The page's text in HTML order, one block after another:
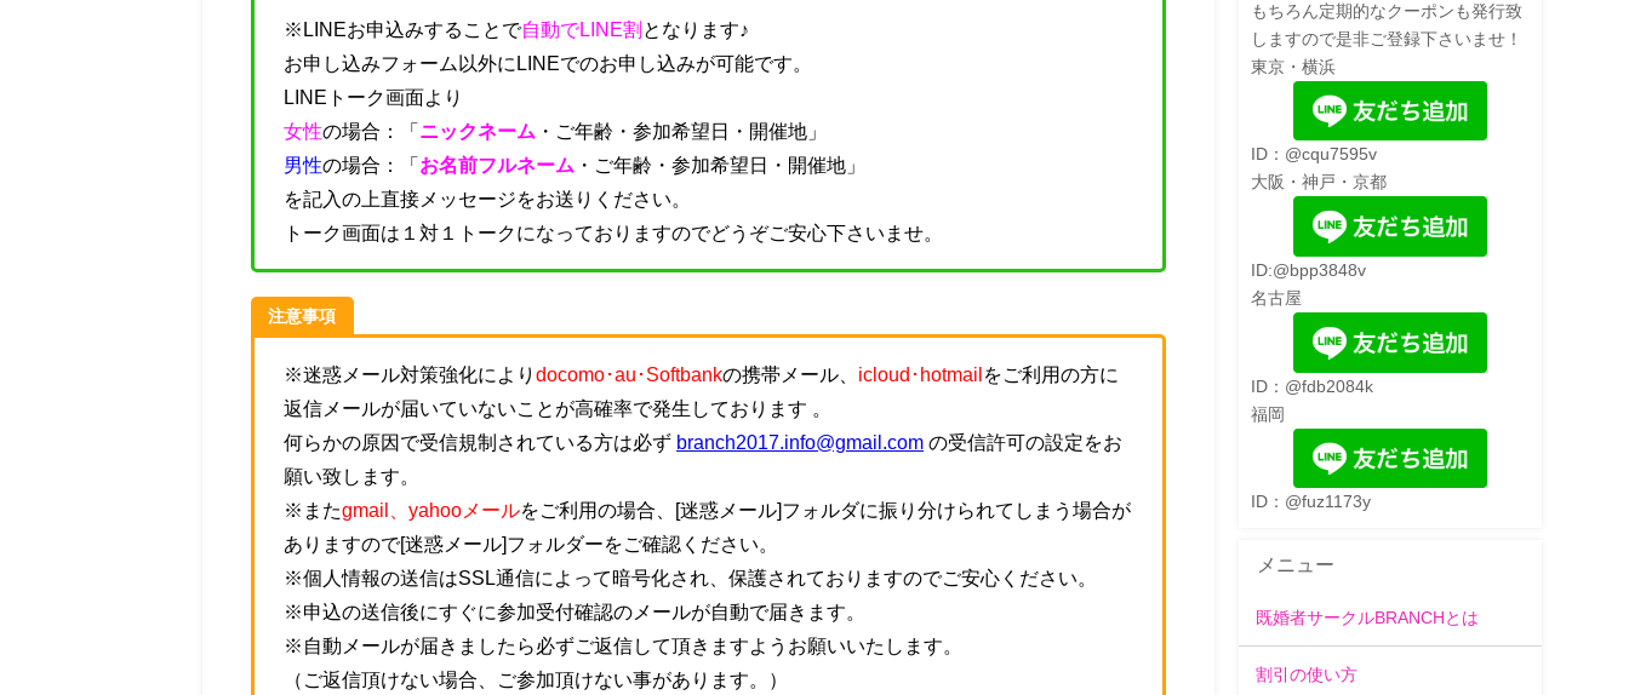
※LINEお申込みすることで自動でLINE割 となります♪
お申し込みフォーム以外にLINEでのお申し込みが可能です。
LINEトーク画面より
女性の場合：「 ニックネーム ・ ご年齢・参加希望日・開催地 」
男性の場合：「 お名前フルネーム ・ ご年齢・参加希望日・開催地 」
を記入の上直接メッセージをお送りください。
トーク画面は１対１トークになっておりますのでどうぞご安心下さいませ。
注意事項
※迷惑メール対策強化により docomo･au･Softbankの携帯メール、 icloud･hotmailをご利用の方に
返信メールが届いていないことが高確率で発生しております 。
何らかの原因で受信規制されている方は必ず branch2017.info@gmail.com の受信許可の設定をお
願い致します。
※またgmail、yahooメールをご利用の場合、[迷惑メール]フォルダに振り分けられてしまう場合が
ありますので[迷惑メール]フォルダーをご確認ください。
※個人情報の送信はSSL通信によって暗号化され、保護されておりますのでご安心ください。
※申込の送信後にすぐに参加受付確認のメールが自動で届きます。
※自動メールが届きましたら必ずご返信して頂きますようお願いいたします。
（ご返信頂けない場合、ご参加頂けない事があります。）
もちろん定期的なクーポンも発行致
しますので是非ご登録下さいませ！
東京・横浜
ID：@cqu7595v
大阪・神戸・京都
ID:@bpp3848v
名古屋
ID：@fdb2084k
福岡
ID：@fuz1173y
メニュー
既婚者サークルBRANCHとは
割引の使い方